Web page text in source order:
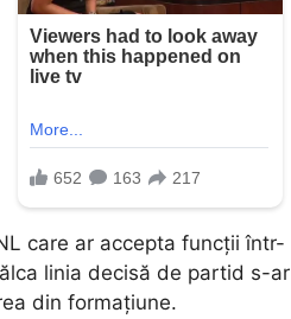
care ar accepta funcții într-
linia decisă de partid s-ar
din formațiune.